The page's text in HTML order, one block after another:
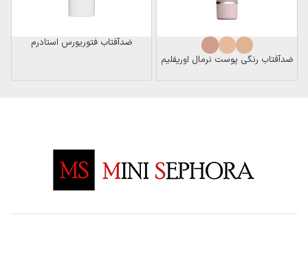
ضدآفتاب رنگی پوست نرمال اوریفلیم
ضدآفتاب فتوریورس استادرم